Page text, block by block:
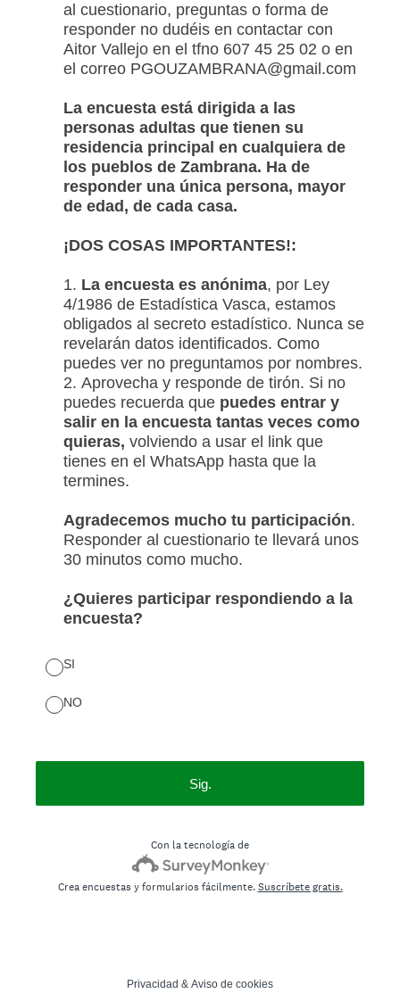
al cuestionario, preguntas o forma de
responder no dudéis en contactar con
Aitor Vallejo en el tfno 607 45 25 02 o en
el correo PGOUZAMBRANA@gmail.com
La encuesta está dirigida a las
personas adultas que tienen su
residencia principal en cualquiera de
los pueblos de Zambrana. Ha de
responder una única persona, mayor
de edad, de cada casa.
¡DOS COSAS IMPORTANTES!:
1. La encuesta es anónima, por Ley
4/1986 de Estadística Vasca, estamos
obligados al secreto estadístico. Nunca se
revelarán datos identificados. Como
puedes ver no preguntamos por nombres.
2. Aprovecha y responde de tirón. Si no
puedes recuerda que puedes entrar y
salir en la encuesta tantas veces como
quieras, volviendo a usar el link que
tienes en el WhatsApp hasta que la
termines.
Agradecemos mucho tu participación.
Responder al cuestionario te llevará unos
30 minutos como mucho.
¿Quieres participar respondiendo a la
encuesta?
SI
NO
Sig.
Con la tecnología de
Crea encuestas y formularios fácilmente.Suscríbete gratis.
Privacidad & Aviso de cookies